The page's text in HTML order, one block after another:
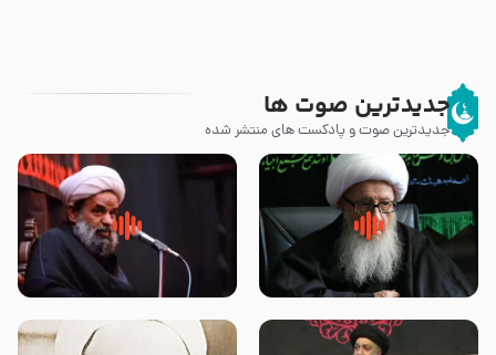
جدیدترین صوت ها
جدیدترین صوت و پادکست های منتشر شده
زوّار اربعین امام حسین (علیه
السلام) با این اشتیاق به زیارت
روضه جانسوز پاره های جگر امام
حسن مجتبی علیه السلام-حجت